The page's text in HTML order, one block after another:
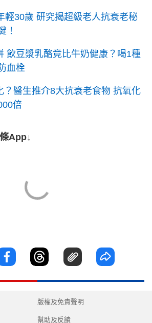
輕30歲 研究揭超級老人抗衰老秘
！
飲豆漿乳酪竟比牛奶健康？喝1種
血栓
？醫生推介8大抗衰老食物 抗氧化
倍
App↓
版權及免責聲明
幫助及反饋